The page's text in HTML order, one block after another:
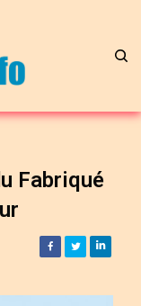
Fabriqué